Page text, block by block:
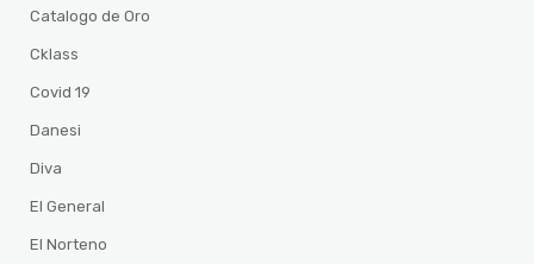
Catalogo de Oro
Cklass
Covid 19
Danesi
Diva
El General
El Norteno